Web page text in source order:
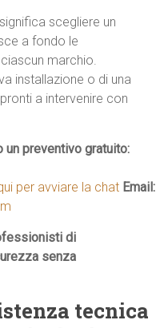
significa scegliere un
a fondo le
marchio.
installazione o di una
a intervenire con
un preventivo gratuito:
per avviare la chat Email:
di
senza
tecnica